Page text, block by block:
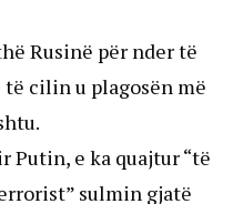
Rusinë për nder të
cilin u plagosën më
Putin, e ka quajtur “të
sulmin gjatë